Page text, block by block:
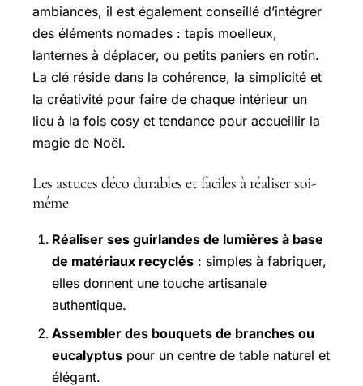
ambiances, il est également conseillé d’intégrer
des éléments nomades : tapis moelleux,
lanternes à déplacer, ou petits paniers en rotin.
La clé réside dans la cohérence, la simplicité et
la créativité pour faire de chaque intérieur un
lieu à la fois cosy et tendance pour accueillir la
magie de Noël.
Les astuces déco durables et faciles à réaliser soi-
même
Réaliser ses guirlandes de lumières à base
de matériaux recyclés : simples à fabriquer,
elles donnent une touche artisanale
authentique.
Assembler des bouquets de branches ou
eucalyptus pour un centre de table naturel et
élégant.